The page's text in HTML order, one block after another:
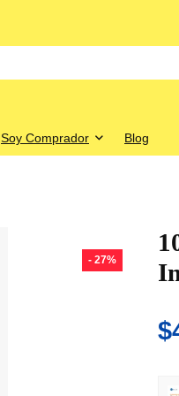
Soy Comprador Blog
- 27%
$